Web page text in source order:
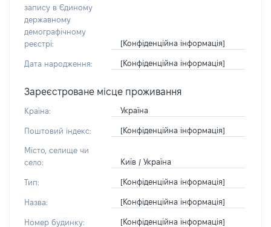
запису в Єдиному
державному
демографічному
реєстрі:
[Конфіденційна інформація]
Дата народження: [Конфіденційна інформація]
Зареєстроване місце проживання
Країна: Україна
Поштовий індекс: [Конфіденційна інформація]
Місто, селище чи
село:
Київ / Україна
Тип: [Конфіденційна інформація]
Назва: [Конфіденційна інформація]
Номер будинку: [Конфіденційна інформація]